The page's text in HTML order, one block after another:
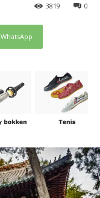
0
3819
WhatsApp